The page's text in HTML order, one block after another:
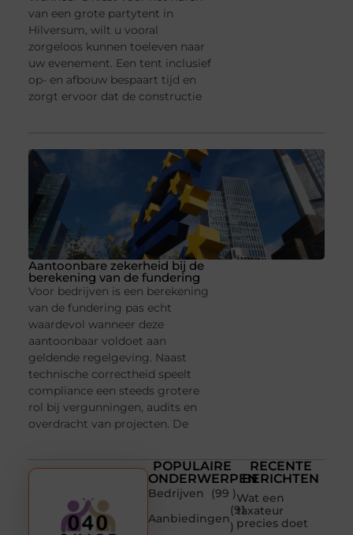
van een grote partytent in
Hilversum, wilt u vooral
zorgeloos kunnen toeleven naar
uw evenement. Een tent inclusief
op- en afbouw bespaart tijd en
zorgt ervoor dat de constructie
Aantoonbare zekerheid bij de
berekening van de fundering
Voor bedrijven is een berekening
van de fundering pas echt
waardevol wanneer deze
aantoonbaar voldoet aan
geldende regelgeving. Naast
technische correctheid speelt
compliance een steeds grotere
rol bij vergunningen, audits en
overdracht van projecten. De
POPULAIRE
ONDERWERPEN
Bedrijven
(99 )
Aanbiedingen
(91
)
RECENTE
BERICHTEN
Wat een
taxateur
precies doet